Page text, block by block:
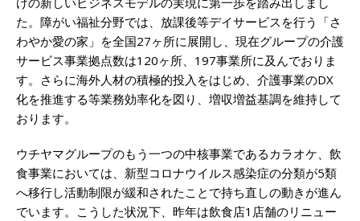
た。障がい福祉分野では、放課後等デイサービスを行う「さ
わやか愛の家」を全国27ヶ所に展開し、現在グループの介護
サービス事業拠点数は120ヶ所、197事業所に及んでおりま
す。さらに海外人材の積極的投入をはじめ、介護事業のDX
化を推進する等業務効率化を図り、増収増益基調を維持して
おります。
ウチヤマグループのもう一つの中核事業であるカラオケ、飲
食事業においては、新型コロナウイルス感染症の分類が5類
へ移行し活動制限が緩和されたことで持ち直しの動きが進ん
でいます。こうした状況下、昨年は飲食店1店舗のリニュー